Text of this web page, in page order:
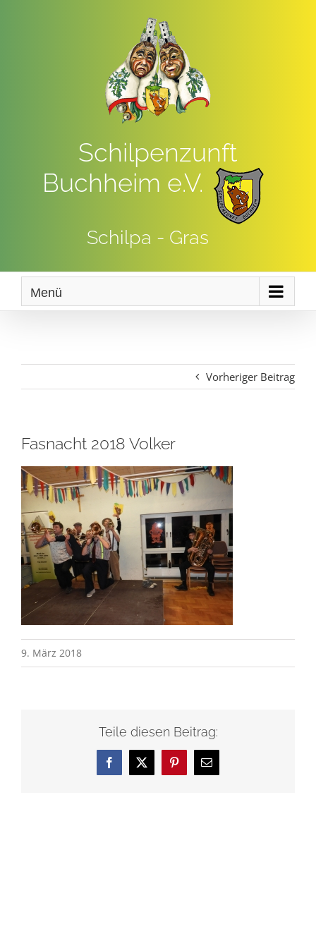
Schilpenzunft
Buchheim e.V.
Schilpa - Gras
Menü
Vorheriger Beitrag
Fasnacht 2018 Volker
9. März 2018
Teile diesen Beitrag:
Facebook
X Pinterest
E-
Mail